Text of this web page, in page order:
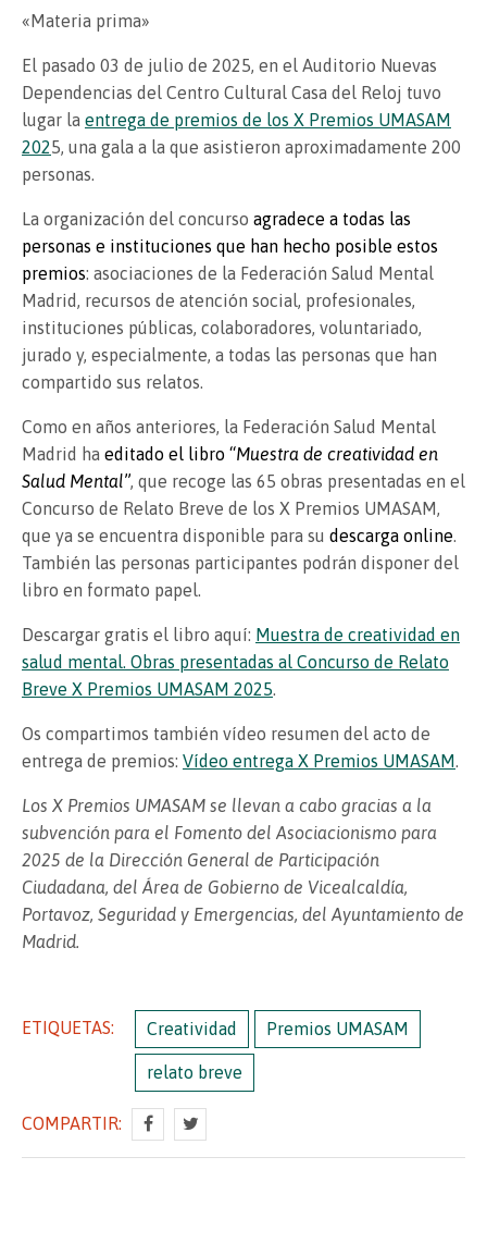
«Materia prima»
El pasado 03 de julio de 2025, en el Auditorio Nuevas
Dependencias del Centro Cultural Casa del Reloj tuvo
lugar la entrega de premios de los X Premios UMASAM
2025, una gala a la que asistieron aproximadamente 200
personas.
La organización del concurso agradece a todas las
personas e instituciones que han hecho posible estos
premios: asociaciones de la Federación Salud Mental
Madrid, recursos de atención social, profesionales,
instituciones públicas, colaboradores, voluntariado,
jurado y, especialmente, a todas las personas que han
compartido sus relatos.
Como en años anteriores, la Federación Salud Mental
Madrid ha editado el libro “Muestra de creatividad en
Salud Mental” , que recoge las 65 obras presentadas en el
Concurso de Relato Breve de los X Premios UMASAM,
que ya se encuentra disponible para su descarga online
También las personas participantes podrán disponer del
libro en formato papel.
Descargar gratis el libro aquí: Muestra de creatividad en
salud mental. Obras presentadas al Concurso de Relato
Breve X Premios UMASAM 2025
Os compartimos también vídeo resumen del acto de
entrega de premios: Vídeo entrega X Premios UMASAM
Los X Premios UMASAM se llevan a cabo gracias a la
subvención para el Fomento del Asociacionismo para
2025 de la Dirección General de Participación
Ciudadana, del Área de Gobierno de Vicealcaldía,
Portavoz, Seguridad y Emergencias, del Ayuntamiento de
Madrid.
ETIQUETAS: Creatividad Premios UMASAM
relato breve
COMPARTIR: